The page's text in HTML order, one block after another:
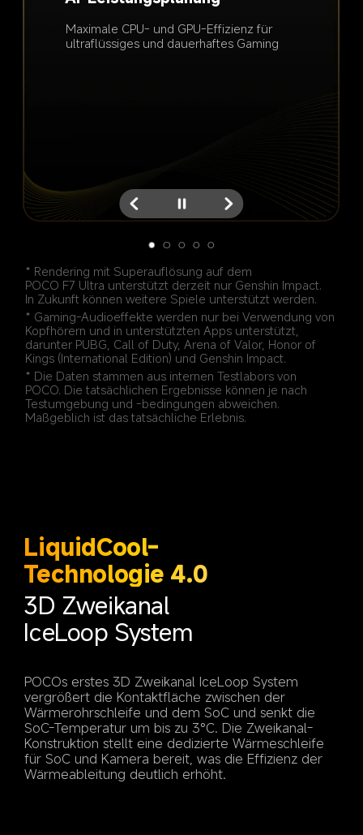
Maximale CPU- und GPU-Effizienz für
ultraflüssiges und dauerhaftes Gaming
Superauflösung
Selbstentwickelter Bildalgorithmus für
optimierte Bildqualität
Spielsteuerung
Verbesserte Berührungssteuerung mit
noch schnelleren Reaktionszeiten
Präzise Soundeffekte wie Schritte und
Stimmen bei Verwendung von
360cd/m²
* Rendering mit Superauflösung auf dem
POCO F7 Ultra unterstützt derzeit nur Genshin Impact.
In Zukunft können weitere Spiele unterstützt werden.
* Gaming-Audioeffekte werden nur bei Verwendung von
Kopfhörern und in unterstützten Apps unterstützt,
darunter PUBG, Call of Duty, Arena of Valor, Honor of
Kings (International Edition) und Genshin Impact.
* Die Daten stammen aus internen Testlabors von
POCO. Die tatsächlichen Ergebnisse können je nach
Testumgebung und -bedingungen abweichen.
LiquidCool-
3D Zweikanal
POCOs erstes 3D Zweikanal IceLoop System
vergrößert die Kontaktfläche zwischen der
Wärmerohrschleife und dem SoC und senkt die
SoC-Temperatur um bis zu 3°C. Die Zweikanal-
Konstruktion stellt eine dedizierte Wärmeschleife
für SoC und Kamera bereit, was die Effizienz der